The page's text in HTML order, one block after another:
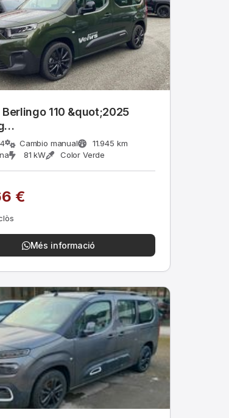
110 &quot;2025
Cambio manual
11.945 km
81 kW Color Verde
€
Més informació